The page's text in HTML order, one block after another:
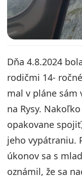
Dňa 4.8.2024
rodičmi 14-
mal v pláne
na Rysy.
opakovane
jeho vypátraniu.
úkonov sa s
oznámil, že sa